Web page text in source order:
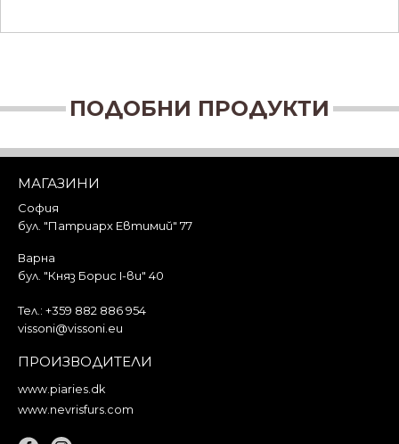
ПОДОБНИ ПРОДУКТИ
МАГАЗИНИ
София
бул. "Патриарх Евтимий" 77
Варна
бул. "Княз Борис I-ви" 40
Тел.: +359 882 886 954
vissoni@vissoni.eu
ПРОИЗВОДИТЕЛИ
www.piaries.dk
www.nevrisfurs.com